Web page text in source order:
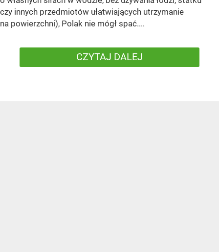
czy innych przedmiotów ułatwiających utrzymanie
na powierzchni), Polak nie mógł spać....
CZYTAJ DALEJ